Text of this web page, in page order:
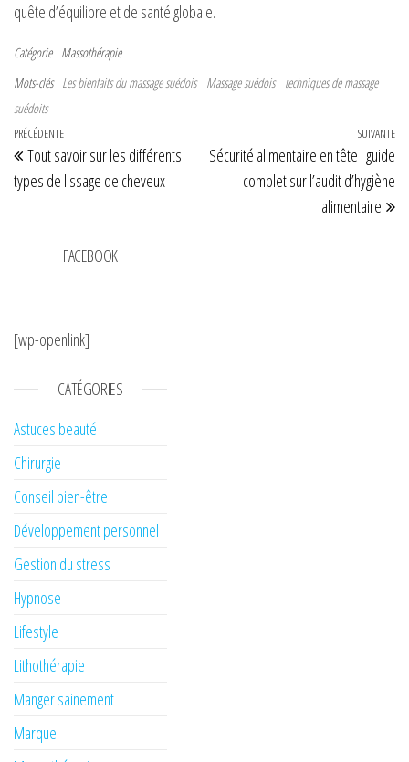
quête d’équilibre et de santé globale.
Catégorie Massothérapie
Mots-clés Les bienfaits du massage suédois Massage suédois
techniques de massage
suédoits
Navigation de l’article
Article précédent
PRÉCÉDENTE
Tout savoir sur les différents
types de lissage de cheveux
SUIVANTE
Sécurité alimentaire en tête : guide
complet sur l’audit d’hygiène
alimentaire
FACEBOOK
[wp-openlink]
CATÉGORIES
Astuces beauté
Chirurgie
Conseil bien-être
Développement personnel
Gestion du stress
Hypnose
Lifestyle
Lithothérapie
Manger sainement
Marque